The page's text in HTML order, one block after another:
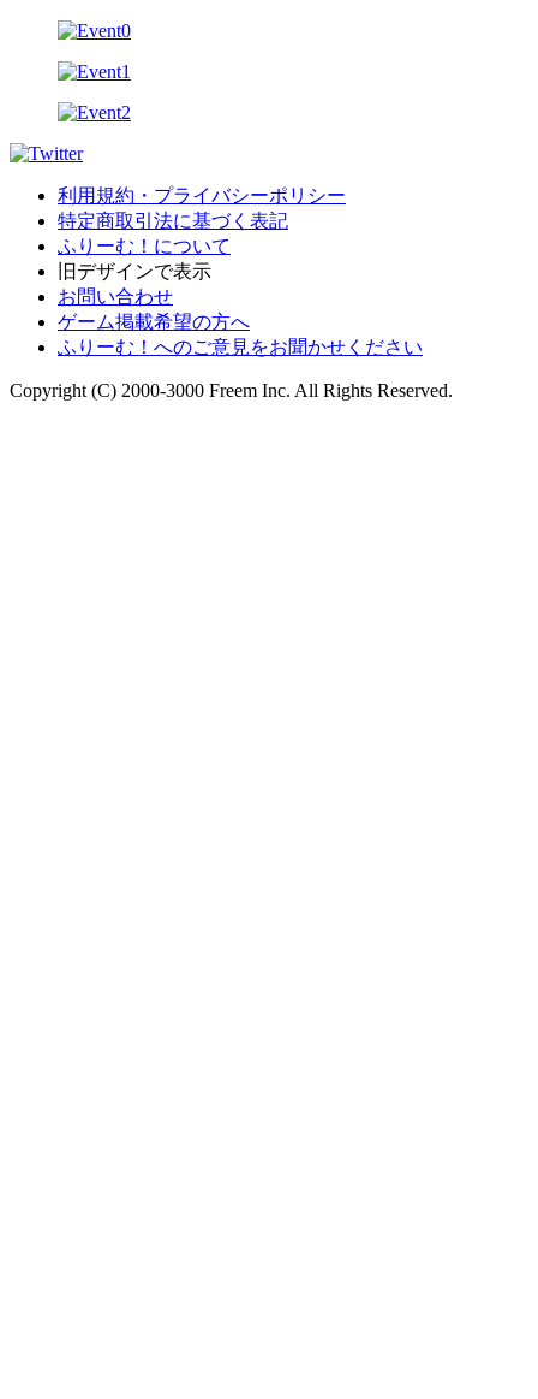
利用規約・プライバシーポリシー
特定商取引法に基づく表記
ふりーむ！について
旧デザインで表示
お問い合わせ
ゲーム掲載希望の方へ
ふりーむ！へのご意見をお聞かせください
Copyright (C) 2000-3000 Freem Inc. All Rights Reserved.